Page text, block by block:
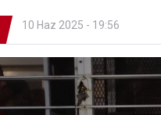
10 Haz 2025 - 19:56